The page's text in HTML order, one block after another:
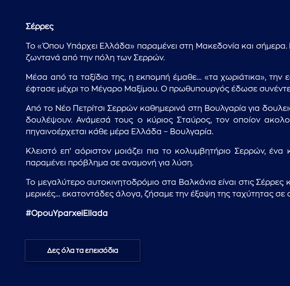
Σέρρες
Το «Όπου Υπάρχει Ελλάδα» παραμένει στη Μακεδονία και σήμερα.
ζωντανά από την πόλη των Σερρών.
Μέσα από τα ταξίδια της, η εκπομπή έμαθε… «τα χωριάτικα»,
έφτασε μέχρι το Μέγαρο Μαξίμου. Ο πρωθυπουργός έδωσε
Από το Νέο Πετρίτσι Σερρών καθημερινά στη Βουλγαρία για
δουλέψουν. Ανάμεσά τους ο κύριος Σταύρος, τον οποίον
πηγαινοέρχεται κάθε μέρα Ελλάδα – Βουλγαρία.
Κλειστό επ’ αόριστον μοιάζει πια το κολυμβητήριο Σερρών,
παραμένει πρόβλημα σε αναμονή για λύση.
Το μεγαλύτερο αυτοκινητοδρόμιο στα Βαλκάνια είναι στις
μερικές… εκατοντάδες άλογα, ζήσαμε την έξαψη της ταχύτητας σε
#OpouYparxeiEllada
Δες όλα τα επεισόδια